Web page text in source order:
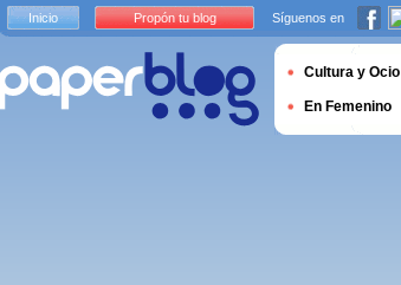
Inicio Propón tu blog Síguenos en
Cultura y Ocio
En Femenino